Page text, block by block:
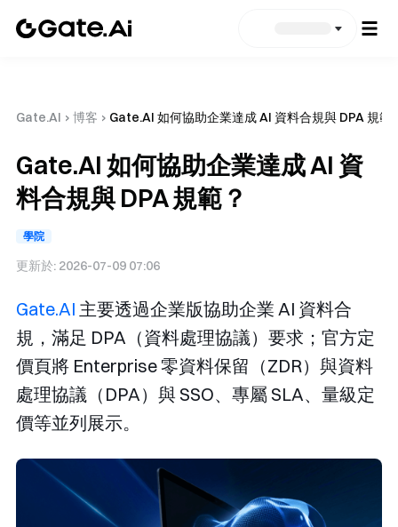
Gate.AI › 博客 › Gate.AI 如何協助企業達成 AI 資料合規與 DPA 規範
Gate.AI 如何協助企業達成 AI 資
料合規與 DPA 規範？
學院
更新於: 2026-07-09 07:06
Gate.AI 主要透過企業版協助企業 AI 資料合
規，滿足 DPA（資料處理協議）要求；官方定
價頁將 Enterprise 零資料保留（ZDR）與資料
處理協議（DPA）與 SSO、專屬 SLA、量級定
價等並列展示。